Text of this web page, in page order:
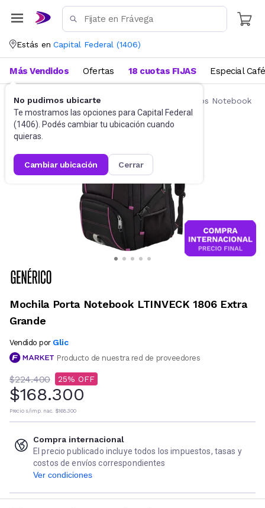
Estás en Capital Federal (1406)
No pudimos ubicarte
Te mostramos las opciones para Capital Federal
(1406). Podés cambiar tu ubicación cuando
quieras.
cambiar ubicación cerrar
Más Vendidos Ofertas 18 cuotas FIJAS Especial Café
Accesorios de Informática Mochilas y Bolsos Notebook
Mochila Porta Notebook LTINVECK 1806 Extra
Grande
Vendido por Glic
Producto de nuestra red de proveedores
$224.400 25
$168.300
Precio s/imp. nac. $168.300
Compra internacional
El precio publicado incluye todos los impuestos, tasas y
costos de envíos correspondientes
Ver condiciones